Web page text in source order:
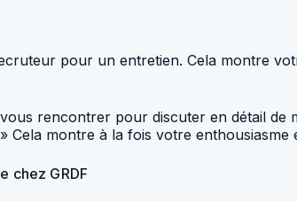
pour un entretien. Cela montre
rencontrer pour discuter en détail de
Cela montre à la fois votre
chez GRDF